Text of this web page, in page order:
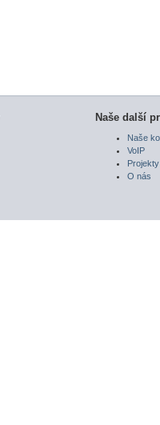
Naše další
Naše
VoIP
Projekty
O nás